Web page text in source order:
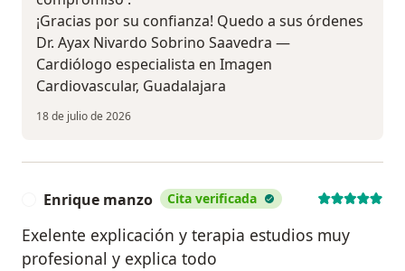
¡Gracias por su confianza! Quedo a sus órdenes
Dr. Ayax Nivardo Sobrino Saavedra —
Cardiólogo especialista en Imagen
Cardiovascular, Guadalajara ‍
18 de julio de 2026
Enrique manzo Cita verificada
Exelente explicación y terapia estudios muy
profesional y explica todo